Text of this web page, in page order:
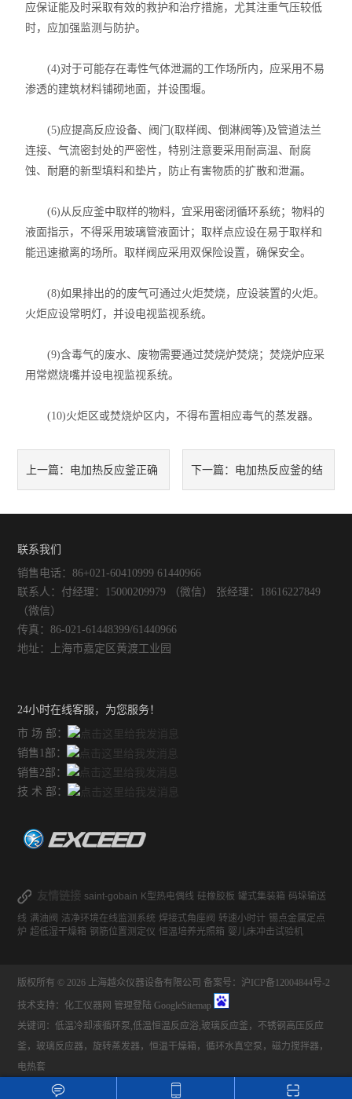
旋片式真空泵/油泵
油、水浴锅
电动搅拌器
水热合成反应釜/消解罐
超声波清洗器
微波化学反应器
玻璃仪器烘干器
药物透皮实验仪
不锈钢常压反应釜
应保证能及时采取有效的救护和治疗措施，尤其注重气压较低
时，应加强监测与防护。
(4)对于可能存在毒性气体泄漏的工作场所内，应采用不易
渗透的建筑材料铺砌地面，并设围堰。
(5)应提高反应设备、阀门(取样阀、倒淋阀等)及管道法兰
连接、气流密封处的严密性，特别注意要采用耐高温、耐腐
蚀、耐磨的新型填料和垫片，防止有害物质的扩散和泄漏。
(6)从反应釜中取样的物料，宜采用密闭循环系统；物料的
液面指示，不得采用玻璃管液面计；取样点应设在易于取样和
能迅速撤离的场所。取样阀应采用双保险设置，确保安全。
(8)如果排出的的废气可通过火炬焚烧，应设装置的火炬。
火炬应设常明灯，并设电视监视系统。
(9)含毒气的废水、废物需要通过焚烧炉焚烧；焚烧炉应采
用常燃烧嘴并设电视监视系统。
(10)火炬区或焚烧炉区内，不得布置相应毒气的蒸发器。
上一篇： 电加热反应釜正确 下一篇： 电加热反应釜的结
联系我们
销售电话：86+021-60410999 61440966
联系人：付经理：15000209979 （微信） 张经理：18616227849
（微信）
传真：86-021-61448399/61440966
地址：上海市嘉定区黄渡工业园
24小时在线客服，为您服务！
市 场 部：
销售1部：
销售2部：
技 术 部：
友情链接 saint-gobain K型热电偶线 硅橡胶板 罐式集装箱 码垛输送
线 满油阀 洁净环境在线监测系统 焊接式角座阀 转速小时计 锡点金属定点
炉 超低湿干燥箱 钢筋位置测定仪 恒温培养光照箱 婴儿床冲击试验机
版权所有 © 2026 上海越众仪器设备有限公司 备案号：沪ICP备12004844号-2
技术支持： 化工仪器网 管理登陆 GoogleSitemap
关键词：低温冷却液循环泵,低温恒温反应浴,玻璃反应釜，不锈钢高压反应
釜，玻璃反应器，旋转蒸发器，恒温干燥箱，循环水真空泵，磁力搅拌器，
电热套